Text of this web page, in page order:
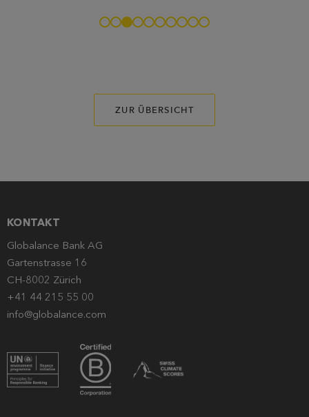
ZUR ÜBERSICHT
KONTAKT
Globalance Bank AG
Gartenstrasse 16
CH-8002 Zürich
+41 44 215 55 00
info@globalance.com